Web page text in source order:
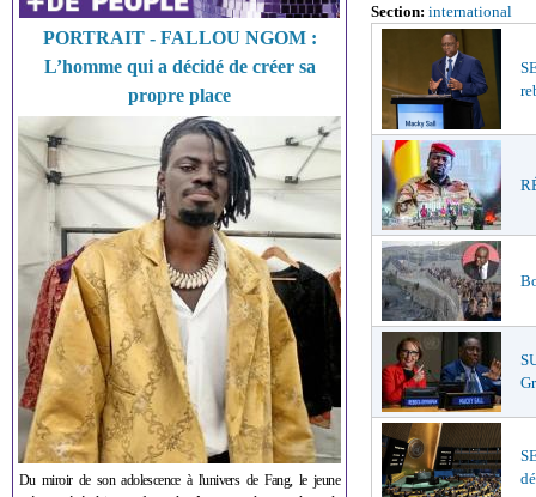
PORTRAIT - FALLOU NGOM :
L’homme qui a décidé de créer sa
propre place
Du miroir de son adolescence à l'univers de Fang, le jeune
Section: international